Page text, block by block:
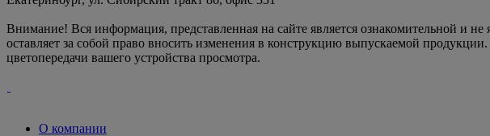
Внимание! Вся информация, представленная на сайте является ознакомительной и
оставляет за собой право вносить изменения в конструкцию выпускаемой
цветопередачи вашего устройства просмотра.
О компании